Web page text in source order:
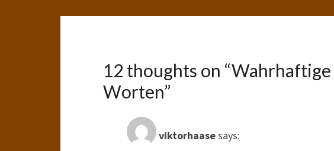
12 thoughts on “
Worten”
viktorhaasesays: